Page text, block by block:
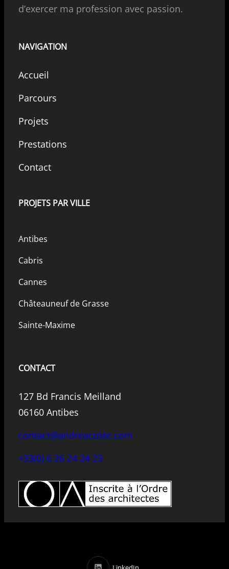
d’exercer ma profession avec passion.
NAVIGATION
Accueil
Parcours
Projets
Prestations
Contact
PROJETS PAR VILLE
Antibes
Cabris
Cannes
Châteauneuf de Grasse
Sainte-Maxime
CONTACT
127 Bd Francis Meilland
06160 Antibes
contact@andreacoste.com
+33(0) 6 26 24 24 23